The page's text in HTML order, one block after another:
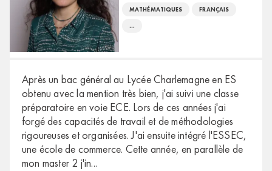
MATHÉMATIQUES FRANÇAIS
...
Après un bac général au Lycée Charlemagne en ES
obtenu avec la mention très bien, j'ai suivi une classe
préparatoire en voie ECE. Lors de ces années j'ai
forgé des capacités de travail et de méthodologies
rigoureuses et organisées. J'ai ensuite intégré l'ESSEC,
une école de commerce. Cette année, en parallèle de
mon master 2 j'in...